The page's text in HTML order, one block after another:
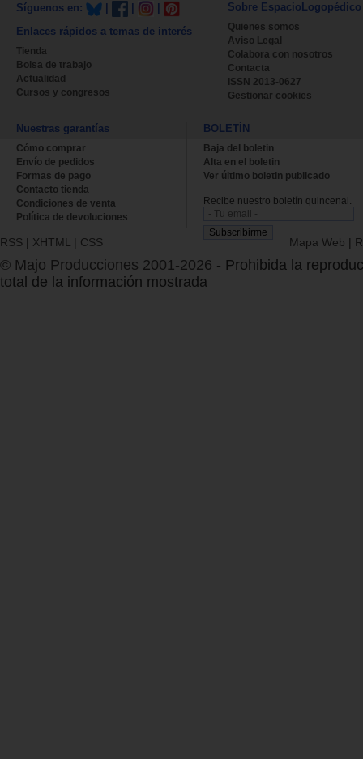
Síguenos en:
Enlaces rápidos a temas de interés
Tienda
Bolsa de trabajo
Actualidad
Cursos y congresos
Sobre EspacioLogopédico
Quienes somos
Aviso Legal
Colabora con nosotros
Contacta
ISSN 2013-0627
Gestionar cookies
Nuestras garantías
Cómo comprar
Envío de pedidos
Formas de pago
Contacto tienda
Condiciones de venta
Política de devoluciones
BOLETÍN
Baja del boletin
Alta en el boletin
Ver último boletin publicado
Recibe nuestro boletín quincenal.
RSS | XHTML | CSS Mapa Web |
© Majo Producciones 2001-2026 - Prohibida la
total de la información mostrada